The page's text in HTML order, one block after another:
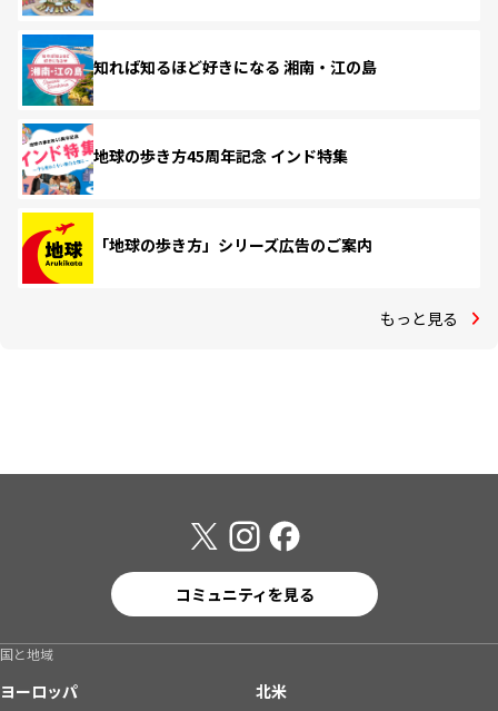
知れば知るほど好きになる 湘南・江の島
地球の歩き方45周年記念 インド特集
「地球の歩き方」シリーズ広告のご案内
もっと見る
コミュニティを見る
国と地域
ヨーロッパ
北米